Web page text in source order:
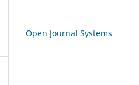
Open Journal Systems